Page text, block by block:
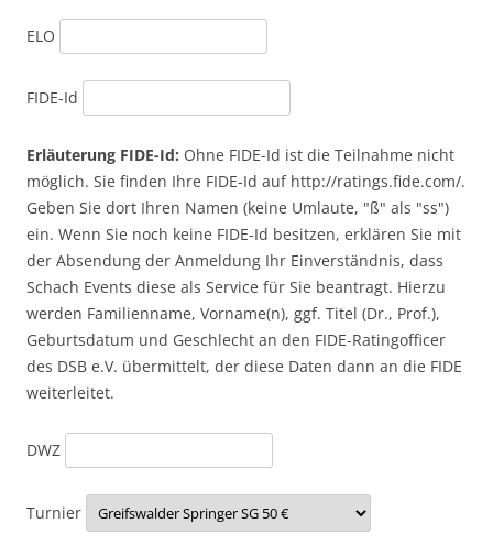
ELO
FIDE-Id
Erläuterung FIDE-Id: Ohne FIDE-Id ist die Teilnahme nicht
möglich. Sie finden Ihre FIDE-Id auf http://ratings.fide.com/.
Geben Sie dort Ihren Namen (keine Umlaute, "ß" als "ss")
ein. Wenn Sie noch keine FIDE-Id besitzen, erklären Sie mit
der Absendung der Anmeldung Ihr Einverständnis, dass
Schach Events diese als Service für Sie beantragt. Hierzu
werden Familienname, Vorname(n), ggf. Titel (Dr., Prof.),
Geburtsdatum und Geschlecht an den FIDE-Ratingofficer
des DSB e.V. übermittelt, der diese Daten dann an die FIDE
weiterleitet.
DWZ
Turnier